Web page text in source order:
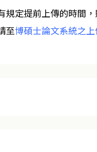
規定提前上傳的時間，
至博碩士論文系統之